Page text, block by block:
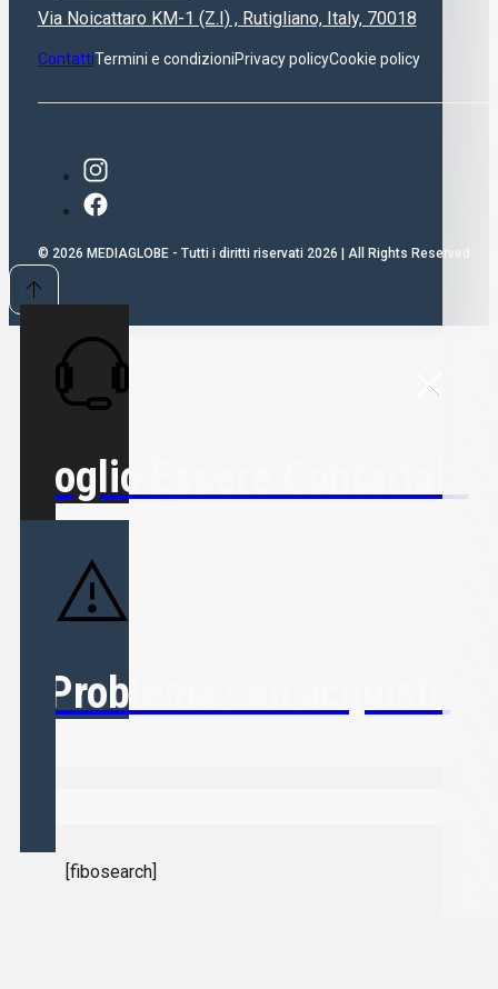
Via Noicattaro KM-1 (Z.I) , Rutigliano, Italy, 70018
ContattiTermini e condizioniPrivacy policyCookie policy
© 2026 MEDIAGLOBE - Tutti i diritti riservati 2026 | All Rights Reserved
Voglio Essere Contattato
Problema con acquisto
[fibosearch]